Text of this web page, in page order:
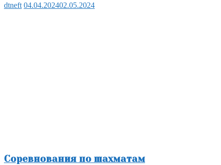
dtneft 04.04.202402.05.2024
Соревнования по шахматам